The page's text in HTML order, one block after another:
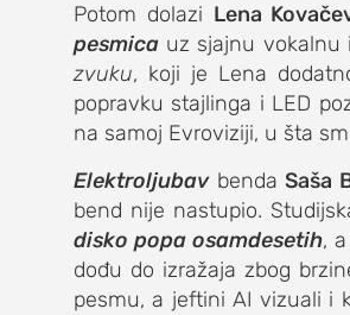
Potom dolazi Lena
pesmica uz sjajnu vokalnu
zvuku, koji je Lena
popravku stajlinga i LED
na samoj Evroviziji, u šta
ElektroljubavbendaSaša
bend nije nastupio.
disko popa osamdesetih,
dođu do izražaja zbog
pesmu, a jeftini AI vizuali i